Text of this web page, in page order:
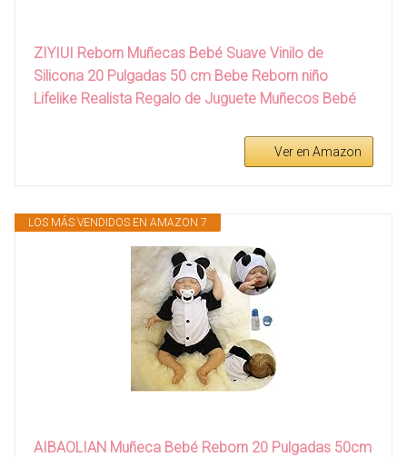
ZIYIUI Reborn Muñecas Bebé Suave Vinilo de
Silicona 20 Pulgadas 50 cm Bebe Reborn niño
Lifelike Realista Regalo de Juguete Muñecos Bebé
Ver en Amazon
LOS MÁS VENDIDOS EN AMAZON 7
AIBAOLIAN Muñeca Bebé Reborn 20 Pulgadas 50cm